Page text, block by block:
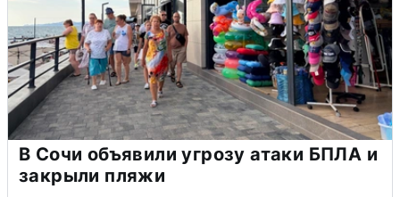
В Сочи объявили угрозу атаки БПЛА и
закрыли пляжи